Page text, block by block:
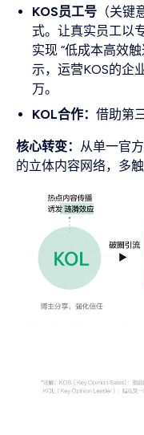
KOS员工号 （关
式。让真实员工以
实现 “低成本高效
示，运营KOS的企
万。
KOL合作： 借助第
核心转变： 从单一官
的立体内容网络，多